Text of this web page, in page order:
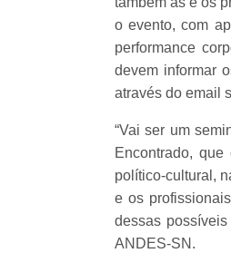
o evento, com
performance
devem informar
através do email
“Vai ser um
Encontrado,
político-cultural,
e os
dessas
ANDES-SN.